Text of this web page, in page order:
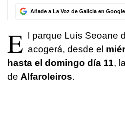
Añade a La Voz de Galicia en Google
E l parque Luís Seoane
acogerá, desde el
hasta el domingo día 11,
de Alfaroleiros.